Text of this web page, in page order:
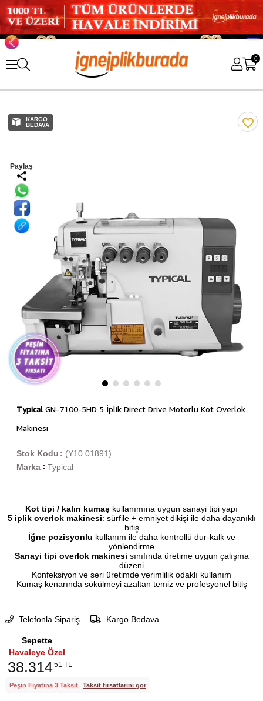
0
KARGO
BEDAVA
Paylaş
TypicalGN-7100-5HD 5 İplik Direct Drive Motorlu Kot Overlok
Makinesi
(Y10.01891)
Stok Kodu
Marka : Typical
Kot tipi / kalın kumaş kullanımına uygun sanayi tipi yapı
5 iplik overlok makinesi: sürfile + emniyet dikişi ile daha dayanıklı
bitiş
İğne pozisyonlu kullanım ile daha kontrollü dur-kalk ve
yönlendirme
Sanayi tipi overlok makinesi sınıfında üretime uygun çalışma
düzeni
Konfeksiyon ve seri üretimde verimlilik odaklı kullanım
Kumaş kenarında sökülmeyi azaltan temiz ve profesyonel bitiş
Telefonla Sipariş Kargo Bedava
Sepette
Havaleye Özel
38.31451 TL
Peşin Fiyatına 3 Taksit Taksit fırsatlarını gör